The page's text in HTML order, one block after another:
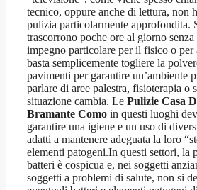
tecnico, oppure anche di lettura, non
pulizia particolarmente approfondita.
trascorrono poche ore al giorno senza
impegno particolare per il fisico o per
basta semplicemente togliere la
pavimenti per garantire un’ambiente
parlare di aree palestra, fisioterapia o
situazione cambia. Le Pulizie Casa
Bramante Como in questi luoghi
garantire una igiene e un uso di
adatti a mantenere adeguata la loro
elementi patogeni.In questi settori, la
batteri è cospicua e, nei soggetti
soggetti a problemi di salute, non si